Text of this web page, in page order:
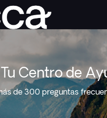
Tu Centro de
de 300 preguntas